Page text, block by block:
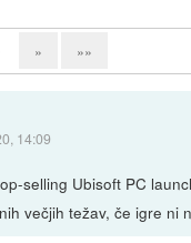
» »»
14:09
selling Ubisoft PC
večjih težav, če igre ni